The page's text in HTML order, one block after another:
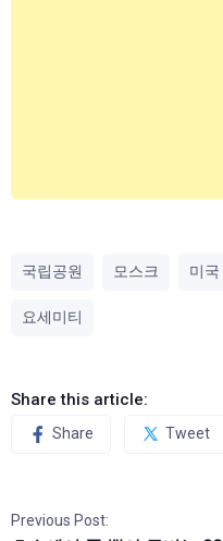
국립공원 모스크 미국
요세미티
Share this article:
Share Tweet
Previous Post: